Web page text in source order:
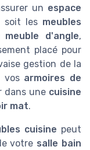
un espace
soit les meubles
meuble d'angle,
placé pour
gestion de la
vos armoires de
dans une cuisine
mat.
cuisine peut
votre salle bain